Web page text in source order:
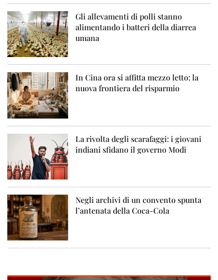
Gli allevamenti di polli stanno
alimentando i batteri della diarrea
umana
In Cina ora si affitta mezzo letto: la
nuova frontiera del risparmio
La rivolta degli scarafaggi: i giovani
indiani sfidano il governo Modi
Negli archivi di un convento spunta
l’antenata della Coca-Cola